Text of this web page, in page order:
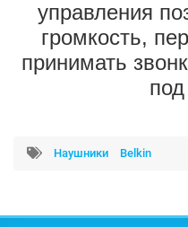
управления
громкость,
принимать
Наушники Belkin